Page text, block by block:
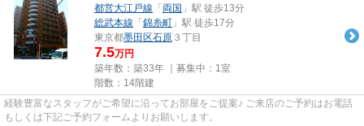
都営大江戸線 「 両国 」駅 徒歩13分
総武本線 「 錦糸町 」駅 徒歩17分
東京都墨田区石原 ３丁目
7.5万円
築年数：築33年 ｜募集中： 1室
階数：14階建
経験豊富なスタッフがご希望に沿ってお部屋をご提案♪ ご来店のご予約はお電話
もしくは下記ご予約フォームよりお願いします。